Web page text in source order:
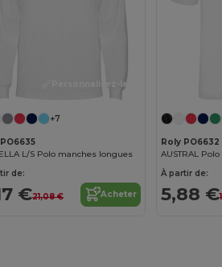
Personnalisez-le !
+7
L/S Polo manches longues
de:
€21,08 € Acheter
Roly PO6632
AUSTRAL
À partir de:
5,88 €